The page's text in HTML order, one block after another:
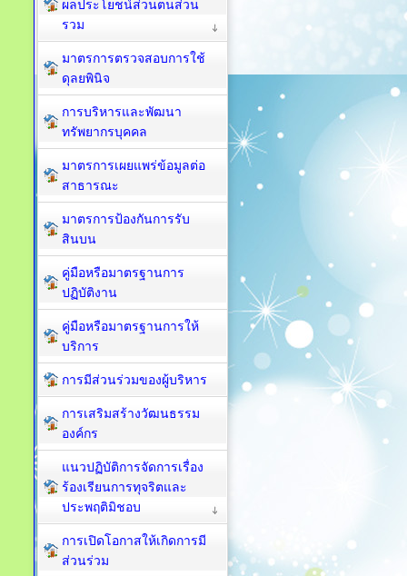
ผลประโยชน์ส่วนตนส่วน
รวม
มาตรการตรวจสอบการใช้
ดุลยพินิจ
การบริหารและพัฒนา
ทรัพยากรบุคคล
มาตรการเผยแพร่ข้อมูลต่อ
สาธารณะ
มาตรการป้องกันการรับ
สินบน
คู่มือหรือมาตรฐานการ
ปฏิบัติงาน
คู่มือหรือมาตรฐานการให้
บริการ
การมีส่วนร่วมของผู้บริหาร
การเสริมสร้างวัฒนธรรม
องค์กร
แนวปฏิบัติการจัดการเรื่อง
ร้องเรียนการทุจริตและ
ประพฤติมิชอบ
การเปิดโอกาสให้เกิดการมี
ส่วนร่วม